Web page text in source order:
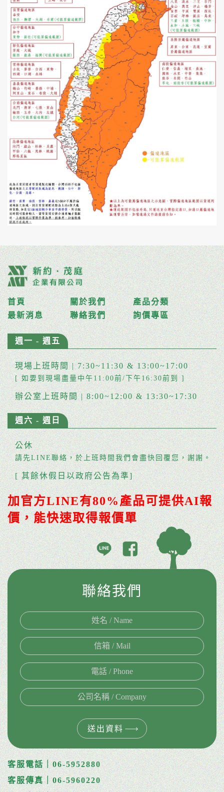
首頁 關於我們
產品分類
最新消息
聯絡我們 詢價專區
週一 - 週五
現場上班時間 | 7:30~11:30 & 13:00~17:00
[ 如要到現場盡量中午11:00前/下午16:30前到 ]
辦公室上班時間 | 8:00~12:00 & 13:30~17:30
週六 - 週日
公休
請先LINE聯絡，於上班時間我們會盡快回覆您，謝謝。
[ 其餘休假日以政府公告為準]
加官方LINE有80%產品可提供AI報
價，能快速取得報價單
聯絡我們
送出資料
客服電話｜06-5952880
客服傳真｜06-5960220